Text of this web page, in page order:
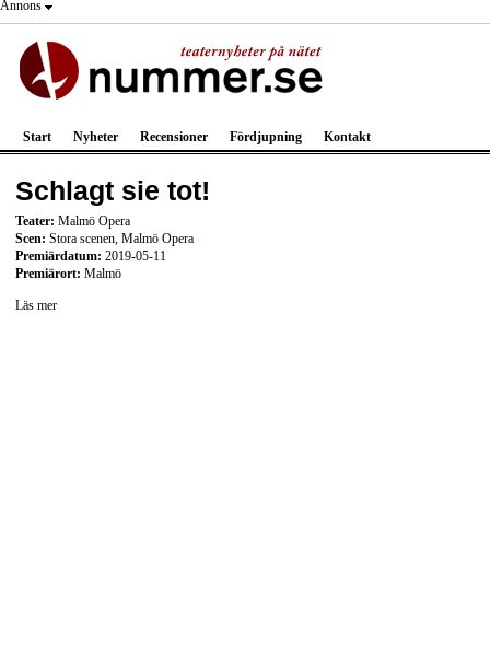
Annons
Start Nyheter Recensioner Fördjupning Kontakt
Schlagt sie tot!
Teater: Malmö Opera
Scen: Stora scenen, Malmö Opera
Premiärdatum: 2019-05-11
Premiärort: Malmö
Läs mer